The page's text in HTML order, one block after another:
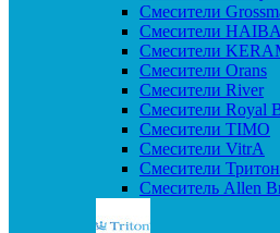
Смесители
Смесители HAIBA
Смесители
Смесители Orans
Смесители River
Смесители Royal
Смесители TIMO
Смесители VitrA
Смесители Тритон
Смеситель Allen